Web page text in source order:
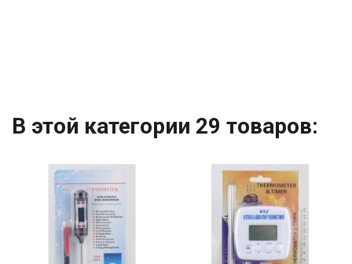
В этой категории 29 товаров: